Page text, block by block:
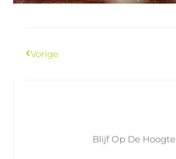
Vorige
Blijf Op De Hoogte